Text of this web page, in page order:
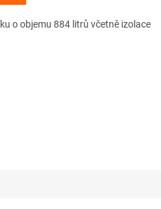
o objemu 884 litrů včetně izolace